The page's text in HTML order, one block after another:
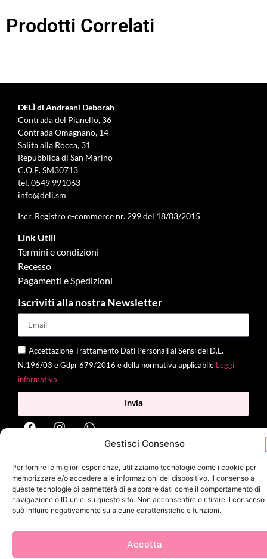
Gestisci Consenso
Per fornire le migliori esperienze, utilizziamo tecnologie come i cookie per
memorizzare e/o accedere alle informazioni del dispositivo. Il consenso a
queste tecnologie ci permetterà di elaborare dati come il comportamento di
navigazione o ID unici su questo sito. Non acconsentire o ritirare il consenso
può influire negativamente su alcune caratteristiche e funzioni.
Accetta
Prodotti Correlati
DELÌ di Andreani Deborah
Contrada del Pianello, 36
Contrada Omagnano, 14
Salita alla Rocca, 31
Repubblica di San Marino
C.O.E. SM30713
tel.0549 991063
info@deli.sm
Iscr. Registro e-commerce nr. 299 del 18/03/2015
Link Utili
Termini e condizioni
Recesso
Pagamenti e Spedizioni
Iscriviti alla nostra Newsletter
Accettazione Trattamento Dati Personali ai Sensi del D.L.
N.196/03 e Gdpr 679/2016 e della normativa applicabile Leggi
informativa
Invia
2025 Delì | Privacy Policy Cookie Policy | Made with by
Jenny
Mina